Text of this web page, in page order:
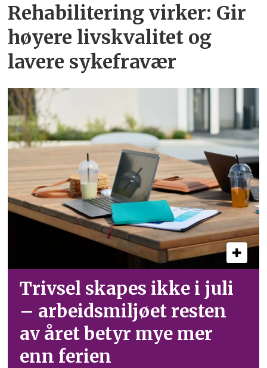
Rehabilitering virker: Gir
høyere livskvalitet og
lavere sykefravær
Trivsel skapes ikke i juli
– arbeid­smiljøet resten
av året betyr mye mer
enn ferien